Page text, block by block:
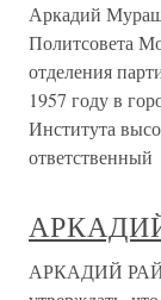
Аркадий
Политсовета
отделения
1957 году в
Института
ответственный
АРКАДИЙ